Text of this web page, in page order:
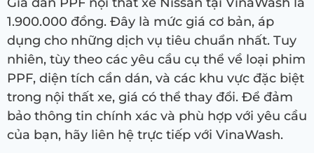
1.900.000 đồng. Đây là mức giá cơ bản, áp
dụng cho những dịch vụ tiêu chuẩn nhất. Tuy
nhiên, tùy theo các yêu cầu cụ thể về loại phim
PPF, diện tích cần dán, và các khu vực đặc biệt
trong nội thất xe, giá có thể thay đổi. Để đảm
bảo thông tin chính xác và phù hợp với yêu cầu
của bạn, hãy liên hệ trực tiếp với VinaWash.